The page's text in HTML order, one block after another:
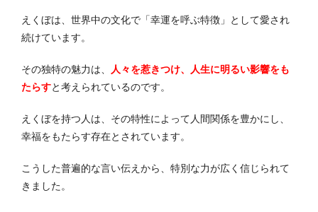
えくぼは、世界中の文化で「幸運を呼ぶ特徴」として愛され
続けています。
その独特の魅力は、
人々を惹きつけ、人生に明るい影響をも
たらすと考えられているのです。
えくぼを持つ人は、その特性によって人間関係を豊かにし、
幸福をもたらす存在とされています。
こうした普遍的な言い伝えから、特別な力が広く信じられて
きました。